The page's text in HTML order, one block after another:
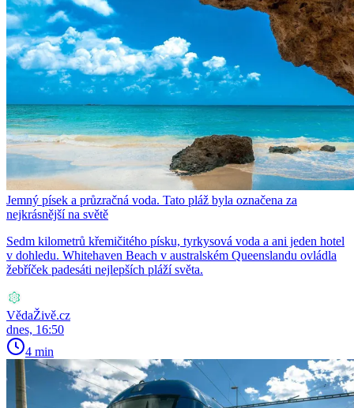
Jemný písek a průzračná voda. Tato pláž byla označena za
nejkrásnější na světě
Sedm kilometrů křemičitého písku, tyrkysová voda a ani jeden hotel
v dohledu. Whitehaven Beach v australském Queenslandu ovládla
žebříček padesáti nejlepších pláží světa.
VědaŽivě.cz
dnes, 16:50
4 min